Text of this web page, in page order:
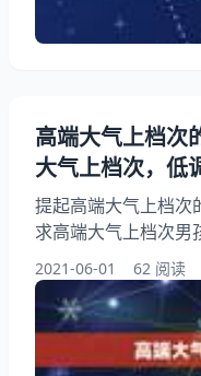
冷哦～～～ 醉云微
落心安
高端大气上档次
大气上档次，低
提起高端大气上档次
求高端大气上档次男
头像配一个高端大气
本人男，15岁，性
你知道这是怎么回事
一起来看看给我来个
的网名，不要繁体的
2021-06-01 62 阅读